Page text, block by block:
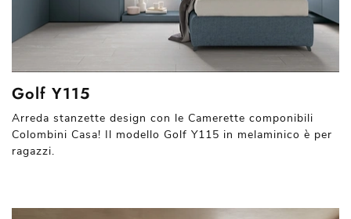
Golf Y115
Arreda stanzette design con le Camerette componibili
Colombini Casa! Il modello Golf Y115 in melaminico è per
ragazzi.